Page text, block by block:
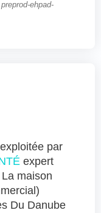
ehpad-
par
expert
maison
Du Danube